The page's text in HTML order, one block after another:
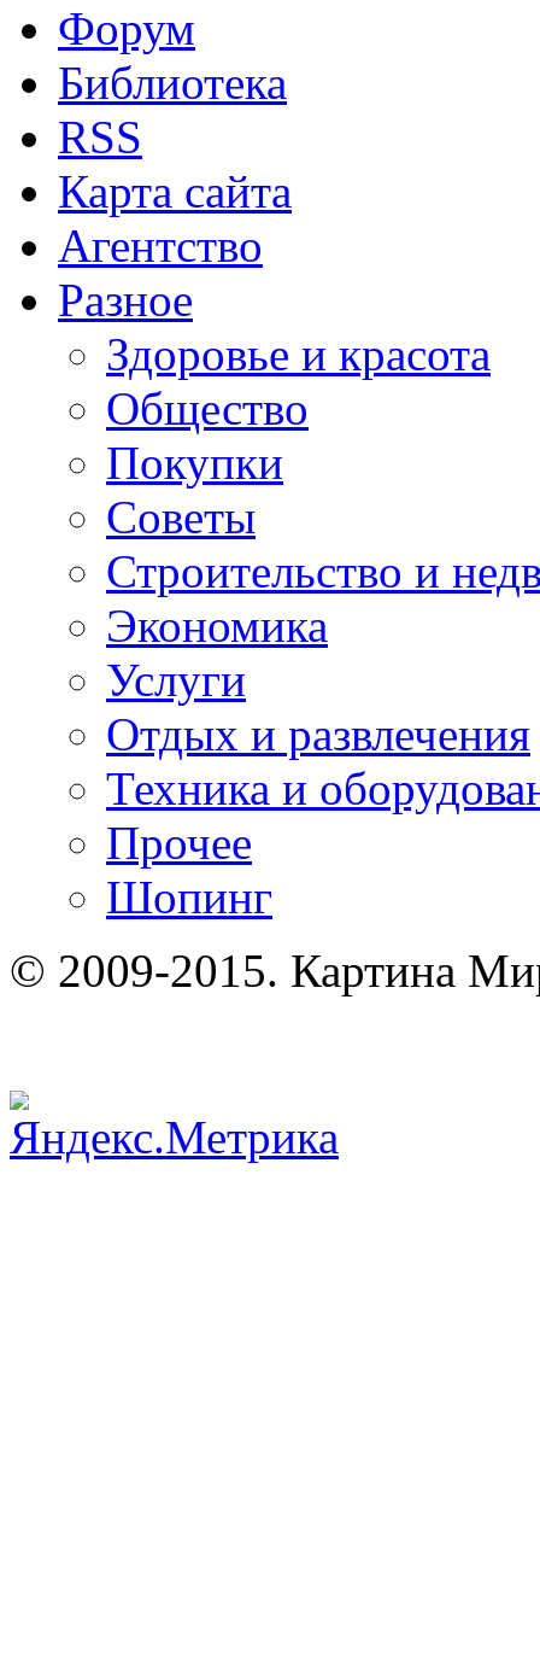
Форум
Библиотека
RSS
Карта сайта
Агентство
Разное
Здоровье и красота
Общество
Покупки
Советы
Строительство и
Экономика
Услуги
Отдых и развлечения
Техника и
Прочее
Шопинг
© 2009-2015. Картина